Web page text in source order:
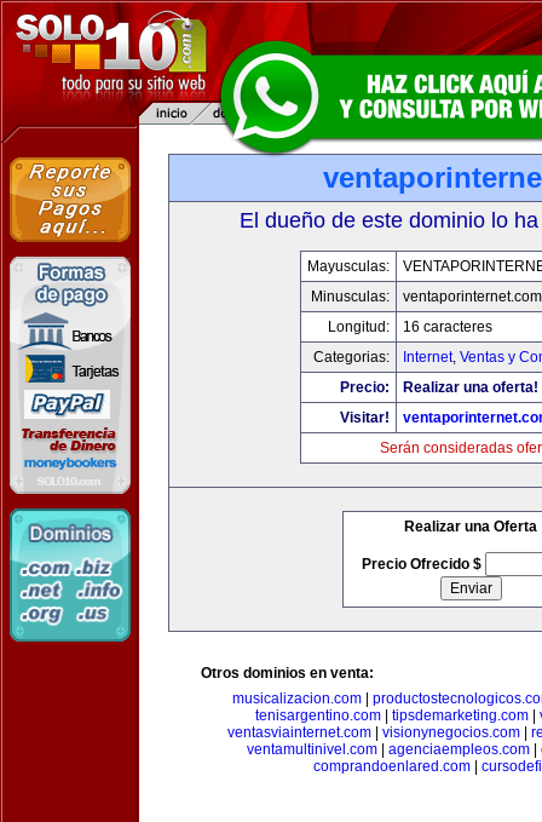
El dueño de este dominio lo
Mayusculas:
Minusculas:
ventaporinternet.com
Longitud:
16 caracteres
Categorias:
Internet, Ventas y
Precio:
Realizar una oferta!
Visitar!
Serán consideradas
Realizar una Oferta
Precio Ofrecido $
Otros dominios en venta:
musicalizacion.com|
tenisargentino.com
tipsdemarketing.com
ventasviainternet.com
visionynegocios.com
ventamultinivel.com| agenciaempleos.com|
comprandoenlared.com|